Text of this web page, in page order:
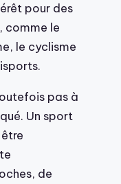
pour des
comme le
le cyclisme
pas à
Un sport
de